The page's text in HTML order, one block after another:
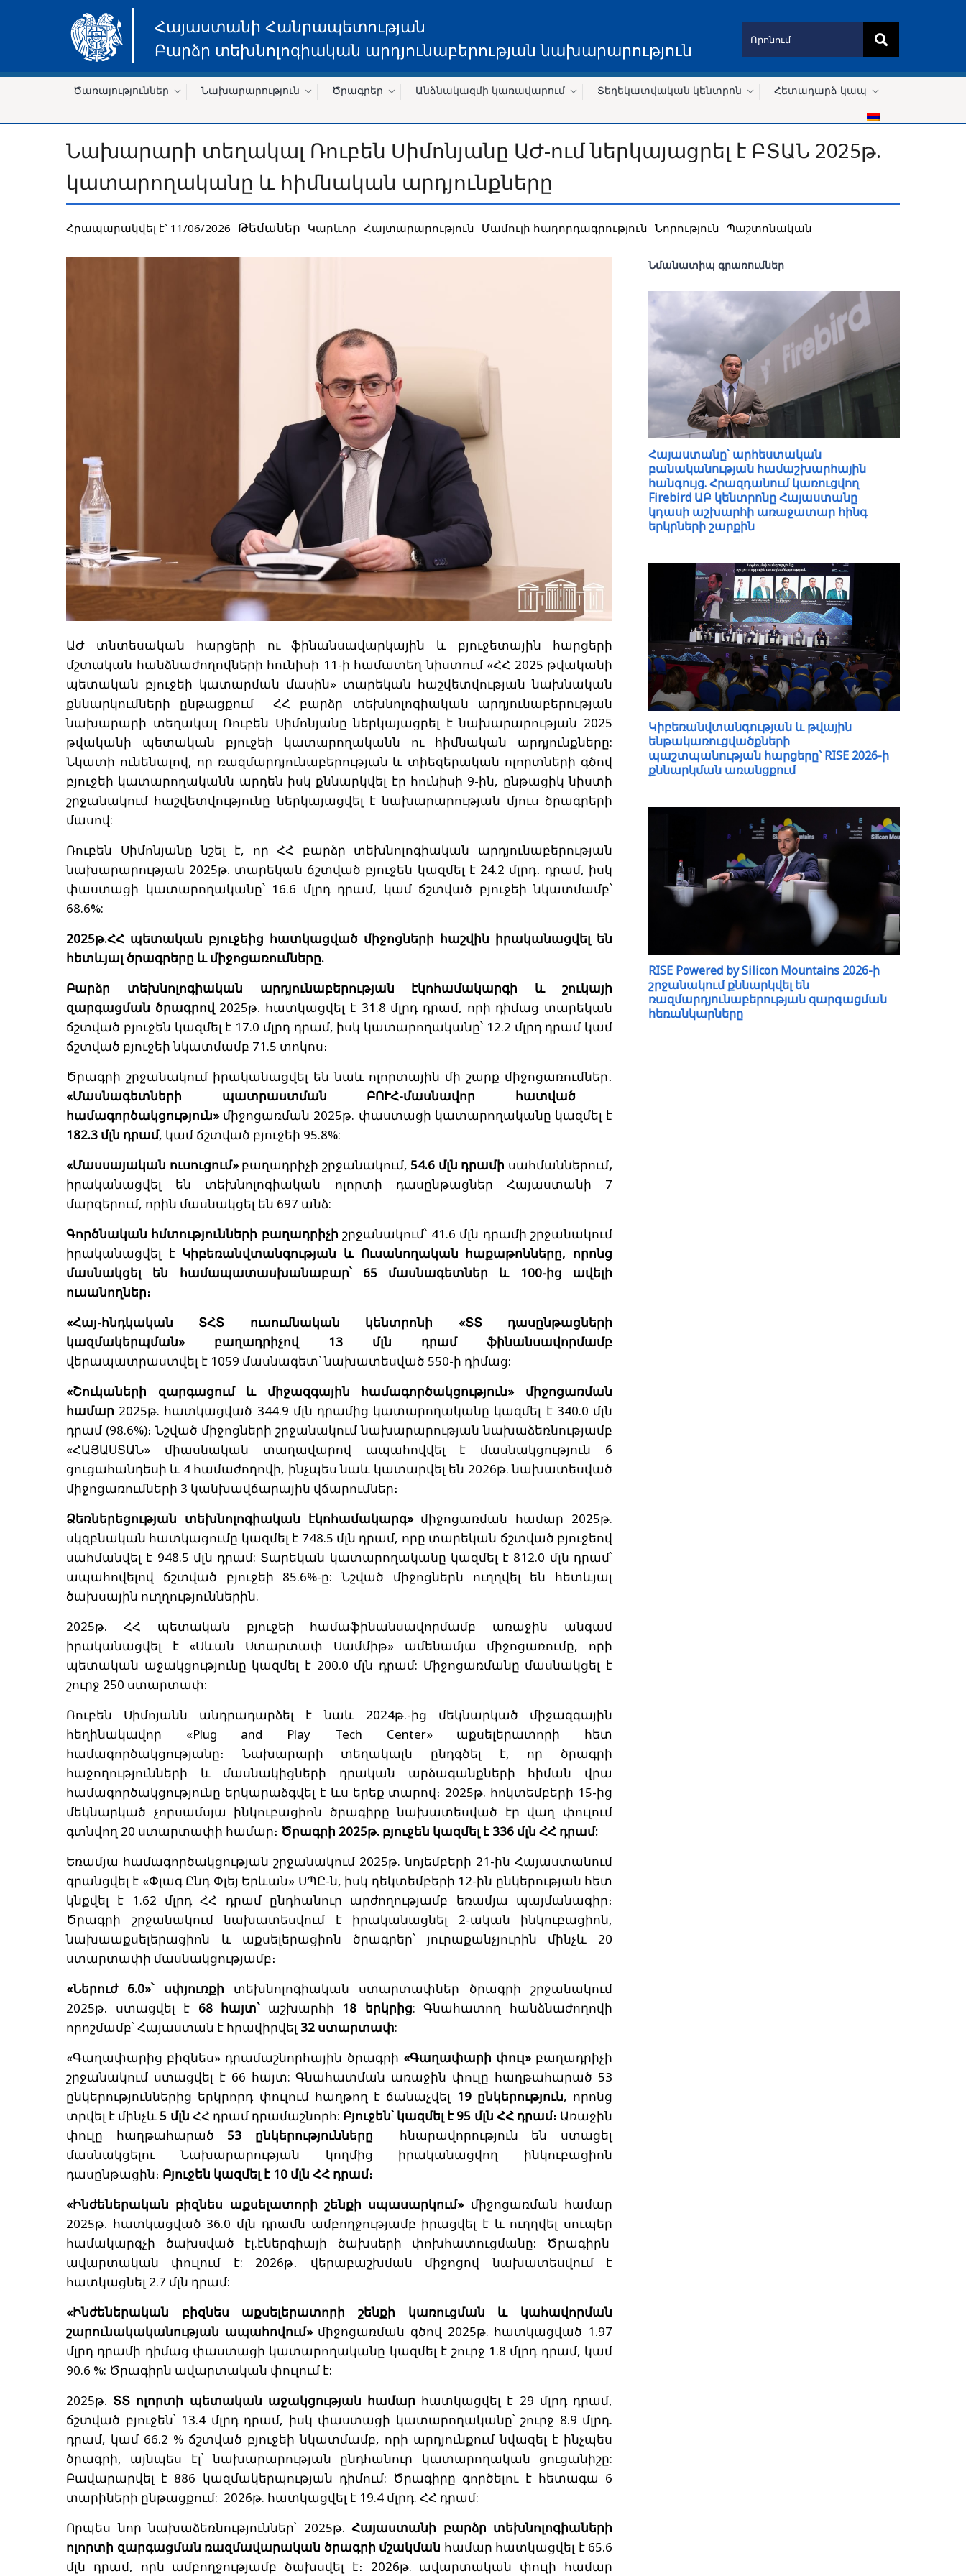
Հայաստանի Հանրապետության
Բարձր տեխնոլոգիական արդյունաբերության նախարարություն
Ծառայություններ Նախարարություն Ծրագրեր Անձնակազմի կառավարում Տեղեկատվական կենտրոն Հետադարձ կապ
Նախարարի տեղակալ Ռուբեն Սիմոնյանը ԱԺ-ում ներկայացրել է ԲՏԱՆ 2025թ.
կատարողականը և հիմնական արդյունքները
Հրապարակվել է՝ 11/06/2026 Թեմաներ Կարևոր Հայտարարություն Մամուլի հաղորդագրություն Նորություն Պաշտոնական
ԱԺ տնտեսական հարցերի ու ֆինանսավարկային և բյուջետային հարցերի
մշտական հանձնաժողովների հունիսի 11-ի համատեղ նիստում «ՀՀ 2025 թվականի
պետական բյուջեի կատարման մասին» տարեկան հաշվետվության նախնական
քննարկումների ընթացքում ՀՀ բարձր տեխնոլոգիական արդյունաբերության
նախարարի տեղակալ Ռուբեն Սիմոնյանը ներկայացրել է նախարարության 2025
թվականի պետական բյուջեի կատարողականն ու հիմնական արդյունքները:
Նկատի ունենալով, որ ռազմարդյունաբերության և տիեզերական ոլորտների գծով
բյուջեի կատարողականն արդեն իսկ քննարկվել էր հունիսի 9-ին, ընթացիկ նիստի
շրջանակում հաշվետվությունը ներկայացվել է նախարարության մյուս ծրագրերի
մասով:
Ռուբեն Սիմոնյանը նշել է, որ ՀՀ բարձր տեխնոլոգիական արդյունաբերության
նախարարության 2025թ. տարեկան ճշտված բյուջեն կազմել է 24.2 մլրդ․ դրամ, իսկ
փաստացի կատարողականը՝ 16.6 մլրդ դրամ, կամ ճշտված բյուջեի նկատմամբ՝
68.6%:
2025թ.ՀՀ պետական բյուջեից հատկացված միջոցների հաշվին իրականացվել են
հետևյալ ծրագրերը և միջոցառումները.
Բարձր տեխնոլոգիական արդյունաբերության էկոհամակարգի և շուկայի
զարգացման ծրագրով 2025թ. հատկացվել է 31.8 մլրդ դրամ, որի դիմաց տարեկան
ճշտված բյուջեն կազմել է 17.0 մլրդ դրամ, իսկ կատարողականը՝ 12.2 մլրդ դրամ կամ
ճշտված բյուջեի նկատմամբ 71.5 տոկոս։
Ծրագրի շրջանակում իրականացվել են նաև ոլորտային մի շարք միջոցառումներ․
«Մասնագետների պատրաստման ԲՈՒՀ-մասնավոր հատված
համագործակցություն»միջոցառման 2025թ. փաստացի կատարողականը կազմել է
182.3 մլն դրամ, կամ ճշտված բյուջեի 95.8%:
«Մասսայական ուսուցում»բաղադրիչի շրջանակում, 54.6 մլն դրամի սահմաններում,
իրականացվել են տեխնոլոգիական ոլորտի դասընթացներ Հայաստանի 7
մարզերում, որին մասնակցել են 697 անձ:
Գործնական հմտությունների բաղադրիչի շրջանակում՝ 41.6 մլն դրամի շրջանակում
իրականացվել էԿիբեռանվտանգության և Ուսանողական հաքաթոնները, որոնց
մասնակցել են համապատասխանաբար՝ 65 մասնագետներ և 100-ից ավելի
ուսանողներ։
«Հայ-հնդկական ՏՀՏ ուսումնական կենտրոնի «ՏՏ դասընթացների
կազմակերպման» բաղադրիչով 13 մլն դրամ ֆինանսավորմամբ
վերապատրաստվել է 1059 մասնագետ՝ նախատեսված 550-ի դիմաց:
«Շուկաների զարգացում և միջազգային համագործակցություն» միջոցառման
համար 2025թ. հատկացված 344.9 մլն դրամից կատարողականը կազմել է 340.0 մլն
դրամ (98.6%)։ Նշված միջոցների շրջանակում նախարարության նախաձեռնությամբ
«ՀԱՅԱՍՏԱՆ» միասնական տաղավարով ապահովվել է մասնակցություն 6
ցուցահանդեսի և 4 համաժողովի, ինչպես նաև կատարվել են 2026թ. նախատեսված
միջոցառումների 3 կանխավճարային վճարումներ։
Ձեռներեցության տեխնոլոգիական էկոհամակարգ» միջոցառման համար 2025թ.
սկզբնական հատկացումը կազմել է 748.5 մլն դրամ, որը տարեկան ճշտված բյուջեով
սահմանվել է 948.5 մլն դրամ: Տարեկան կատարողականը կազմել է 812.0 մլն դրամ՝
ապահովելով ճշտված բյուջեի 85.6%-ը: Նշված միջոցներն ուղղվել են հետևյալ
ծախսային ուղղություններին.
2025թ. ՀՀ պետական բյուջեի համաֆինանսավորմամբ առաջին անգամ
իրականացվել է «Սևան Ստարտափ Սամմիթ» ամենամյա միջոցառումը, որի
պետական աջակցությունը կազմել է 200.0 մլն դրամ: Միջոցառմանը մասնակցել է
շուրջ 250 ստարտափ:
Ռուբեն Սիմոյանն անդրադարձել է նաև 2024թ.-ից մեկնարկած միջազգային
հեղինակավոր «Plug and Play Tech Center» աքսելերատորի հետ
համագործակցությանը։ Նախարարի տեղակալն ընդգծել է, որ ծրագրի
հաջողությունների և մասնակիցների դրական արձագանքների հիման վրա
համագործակցությունը երկարաձգվել է ևս երեք տարով։ 2025թ. հոկտեմբերի 15-ից
մեկնարկած չորսամսյա ինկուբացիոն ծրագիրը նախատեսված էր վաղ փուլում
գտնվող 20 ստարտափի համար։ Ծրագրի 2025թ. բյուջեն կազմել է 336 մլն ՀՀ դրամ:
Եռամյա համագործակցության շրջանակում 2025թ. նոյեմբերի 21-ին Հայաստանում
գրանցվել է «Փլագ Ընդ Փլեյ Երևան» ՍՊԸ-ն, իսկ դեկտեմբերի 12-ին ընկերության հետ
կնքվել է 1.62 մլրդ ՀՀ դրամ ընդհանուր արժողությամբ եռամյա պայմանագիր։
Ծրագրի շրջանակում նախատեսվում է իրականացնել 2-ական ինկուբացիոն,
նախաաքսելերացիոն և աքսելերացիոն ծրագրեր՝ յուրաքանչյուրին մինչև 20
ստարտափի մասնակցությամբ։
«Ներուժ 6.0»՝ սփյուռքի տեխնոլոգիական ստարտափներ ծրագրի շրջանակում
2025թ. ստացվել է 68 հայտ՝աշխարհի 18 երկրից: Գնահատող հանձնաժողովի
որոշմամբ՝ Հայաստան է հրավիրվել 32 ստարտափ:
«Գաղափարից բիզնես» դրամաշնորհային ծրագրի «Գաղափարի փուլ»բաղադրիչի
շրջանակում ստացվել է 66 հայտ: Գնահատման առաջին փուլը հաղթահարած 53
ընկերություններից երկրորդ փուլում հաղթող է ճանաչվել 19 ընկերություն, որոնց
տրվել է մինչև 5 մլն ՀՀ դրամ դրամաշնորհ: Բյուջեն՝ կազմել է 95 մլն ՀՀ դրամ։ Առաջին
փուլը հաղթահարած 53 ընկերությունները
հնարավորություն են ստացել
մասնակցելու Նախարարության կողմից իրականացվող ինկուբացիոն
դասընթացին։ Բյուջեն կազմել է 10 մլն ՀՀ դրամ։
«Ինժեներական բիզնես աքսելատորի շենքի սպասարկում»միջոցառման համար
2025թ. հատկացված 36.0 մլն դրամն ամբողջությամբ իրացվել է և ուղղվել սուպեր
համակարգչի ծախսված էլ.էներգիայի ծախսերի փոխհատուցմանը: Ծրագիրն
ավարտական փուլում է: 2026թ․ վերաբաշխման միջոցով նախատեսվում է
հատկացնել 2.7 մլն դրամ:
«Ինժեներական բիզնես աքսելերատորի շենքի կառուցման և կահավորման
շարունակականության ապահովում» միջոցառման գծով 2025թ. հատկացված 1.97
մլրդ դրամի դիմաց փաստացի կատարողականը կազմել է շուրջ 1.8 մլրդ դրամ, կամ
90.6 %: Ծրագիրն ավարտական փուլում է:
2025թ. ՏՏ ոլորտի պետական աջակցության համար հատկացվել է 29 մլրդ դրամ,
ճշտված բյուջեն՝ 13.4 մլրդ դրամ, իսկ փաստացի կատարողականը՝ շուրջ 8.9 մլրդ.
դրամ, կամ 66.2 % ճշտված բյուջեի նկատմամբ, որի արդյունքում նվազել է ինչպես
ծրագրի, այնպես էլ՝ նախարարության ընդհանուր կատարողական ցուցանիշը:
Բավարարվել է 886 կազմակերպության դիմում: Ծրագիրը գործելու է հետագա 6
տարիների ընթացքում: 2026թ. հատկացվել է 19.4 մլրդ. ՀՀ դրամ:
Որպես նոր նախաձեռնություններ՝ 2025թ. Հայաստանի բարձր տեխնոլոգիաների
ոլորտի զարգացման ռազմավարական ծրագրի մշակման համար հատկացվել է 65.6
մլն դրամ, որն ամբողջությամբ ծախսվել է։ 2026թ. ավարտական փուլի համար
Նմանատիպ գրառումներ
Հայաստանը՝ արհեստական
բանականության համաշխարհային
հանգույց. Հրազդանում կառուցվող
Firebird ԱԲ կենտրոնը Հայաստանը
կդասի աշխարհի առաջատար հինգ
երկրների շարքին
Կիբեռանվտանգության և թվային
ենթակառուցվածքների
պաշտպանության հարցերը՝ RISE 2026-ի
քննարկման առանցքում
RISE Powered by Silicon Mountains 2026-ի
շրջանակում քննարկվել են
ռազմարդյունաբերության զարգացման
հեռանկարները